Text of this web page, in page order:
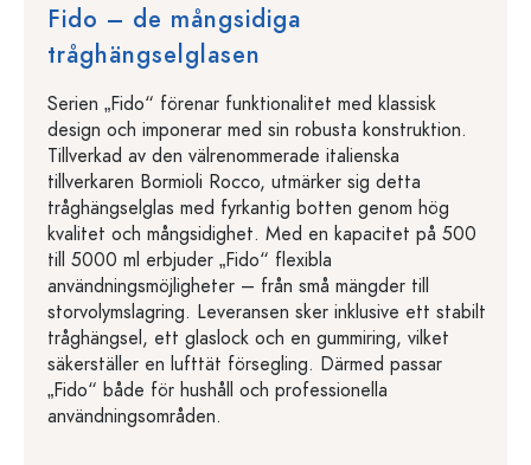
Fido – de mångsidiga
tråghängselglasen
Serien „Fido“ förenar funktionalitet med klassisk
design och imponerar med sin robusta konstruktion.
Tillverkad av den välrenommerade italienska
tillverkaren Bormioli Rocco, utmärker sig detta
tråghängselglas med fyrkantig botten genom hög
kvalitet och mångsidighet. Med en kapacitet på 500
till 5000 ml erbjuder „Fido“ flexibla
användningsmöjligheter – från små mängder till
storvolymslagring. Leveransen sker inklusive ett stabilt
tråghängsel, ett glaslock och en gummiring, vilket
säkerställer en lufttät försegling. Därmed passar
„Fido“ både för hushåll och professionella
användningsområden.